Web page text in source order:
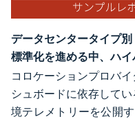
データセンタータイプ
標準化を進める中、ハ
コロケーションプロバ
シュボードに依存して
境テレメトリーを公開